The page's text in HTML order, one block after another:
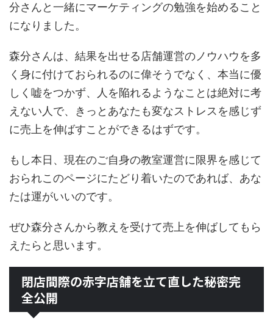
分さんと一緒にマーケティングの勉強を始めること
になりました。
森分さんは、結果を出せる店舗運営のノウハウを多
く身に付けておられるのに偉そうでなく、本当に優
しく嘘をつかず、人を陥れるようなことは絶対に考
えない人で、きっとあなたも変なストレスを感じず
に売上を伸ばすことができるはずです。
もし本日、現在のご自身の教室運営に限界を感じて
おられこのページにたどり着いたのであれば、あな
たは運がいいのです。
ぜひ森分さんから教えを受けて売上を伸ばしてもら
えたらと思います。
閉店間際の赤字店舗を立て直した秘密完
全公開